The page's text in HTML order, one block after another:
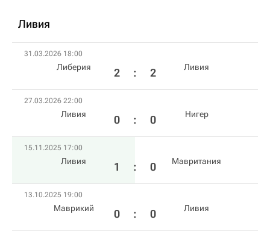
Ливия
31.03.2026 18:00
Либерия 2 : 2 Ливия
27.03.2026 22:00
Ливия 0 : 0 Нигер
15.11.2025 17:00
Ливия 1 : 0 Мавритания
13.10.2025 19:00
Маврикий 0 : 0 Ливия